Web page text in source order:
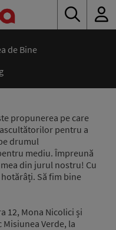
de Bine
propunerea pe care
pentru a
drumul
mediu. Împreună
din jurul nostru! Cu
Să fim bine
12, Mona Nicolici și
Verde, la